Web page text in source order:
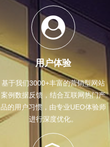
用户体验
基于我们3000+丰富的营销型网站
案例数据反馈，结合互联网热门产
品的用户习惯，由专业UEO体验师
进行深度优化。